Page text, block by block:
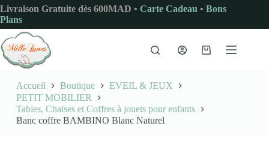
Passer
au
contenu
Livraison Gratuite dès 600MAD • Carte Cadeau • Bons
Plans
Panier
Accueil Boutique
EVEIL & JEUX
PETIT MOBILIER
Tables, Chaises et Coffres à jouets pour enfants
Banc coffre BAMBINO Blanc Naturel